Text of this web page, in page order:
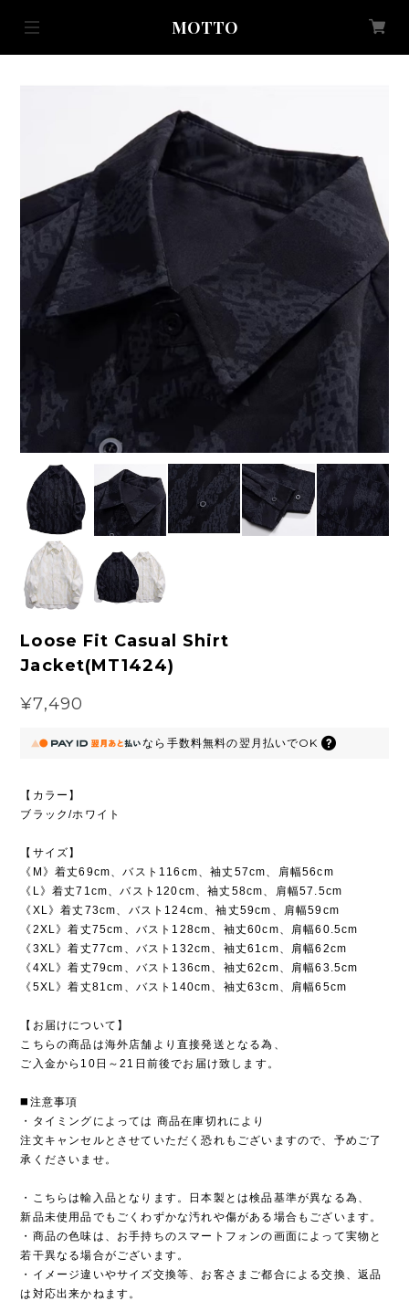
MOTTO
Loose Fit Casual Shirt
Jacket(MT1424)
¥7,490
なら 手数料無料の翌月払いでOK
【カラー】
ブラック/ホワイト
【サイズ】
《M》着丈69cm、バスト116cm、袖丈57cm、肩幅56cm
《L》着丈71cm、バスト120cm、袖丈58cm、肩幅57.5cm
《XL》着丈73cm、バスト124cm、袖丈59cm、肩幅59cm
《2XL》着丈75cm、バスト128cm、袖丈60cm、肩幅60.5cm
《3XL》着丈77cm、バスト132cm、袖丈61cm、肩幅62cm
《4XL》着丈79cm、バスト136cm、袖丈62cm、肩幅63.5cm
《5XL》着丈81cm、バスト140cm、袖丈63cm、肩幅65cm
【お届けについて】
こちらの商品は海外店舗より直接発送となる為、
ご入金から10日～21日前後でお届け致します。
◼️注意事項
・タイミングによっては 商品在庫切れにより
注文キャンセルとさせていただく恐れもございますので、予めご了
承くださいませ。
・こちらは輸入品となります。日本製とは検品基準が異なる為、
新品未使用品でもごくわずかな汚れや傷がある場合もございます。
・商品の色味は、お手持ちのスマートフォンの画面によって実物と
若干異なる場合がございます。
・イメージ違いやサイズ交換等、お客さまご都合による交換、返品
は対応出来かねます。